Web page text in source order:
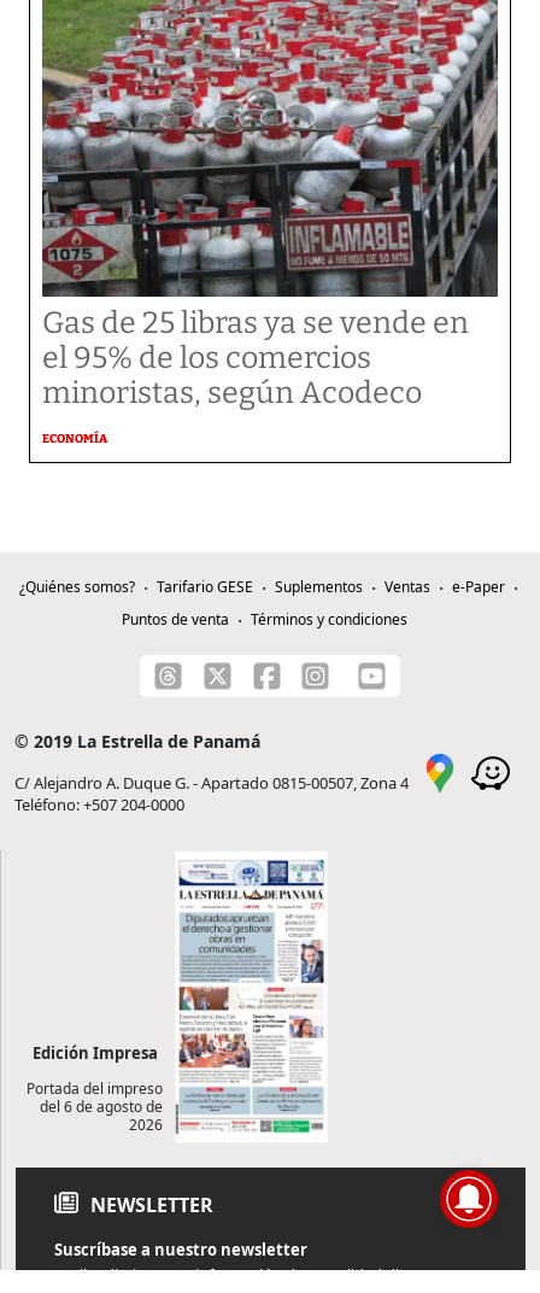
Gas de 25 libras ya se vende en
el 95% de los comercios
minoristas, según Acodeco
ECONOMÍA
¿Quiénes somos? Tarifario GESE Suplementos Ventas
e-Paper
Puntos de venta
Términos y condiciones
© 2019 La Estrella de Panamá
C/ Alejandro A. Duque G. - Apartado 0815-00507, Zona 4
Teléfono: +507 204-0000
Edición Impresa
Portada del impreso
del 6 de agosto de
2026
NEWSLETTER
Suscríbase a nuestro newsletter
Reciba diariamente información de actualidad directamente en